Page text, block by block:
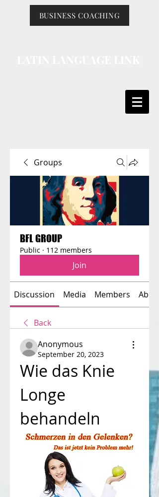
BUSINESS COACHING
Groups
BFL GROUP
Public · 112 members
Join
Discussion Media Members About
Back
Anonymous
September 20, 2023
Wie das Knie
Longe
behandeln